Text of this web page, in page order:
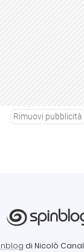
Rimuovi pubblicità
di Nicolò Canal